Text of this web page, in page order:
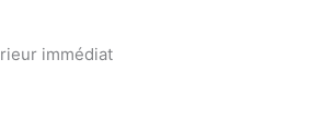
immédiat